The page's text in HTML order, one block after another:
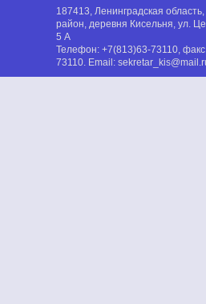
187413, Ленинградская
район, деревня Кисельня, ул.
5 А
Телефон: +7(813)63-73110,
73110. Email: